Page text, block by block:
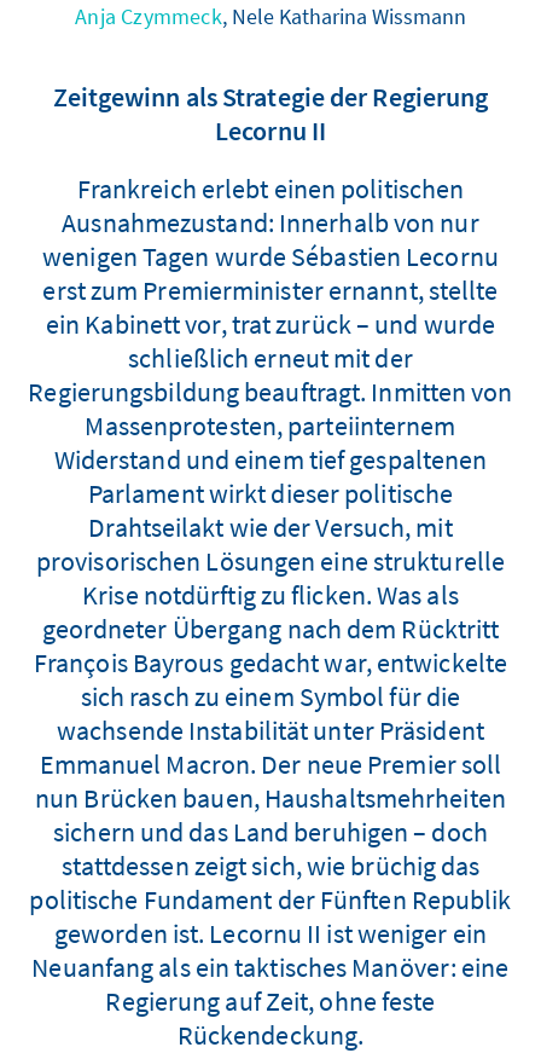
Anja Czymmeck, Nele Katharina Wissmann
Zeitgewinn als Strategie der Regierung
Lecornu II
Frankreich erlebt einen politischen
Ausnahmezustand: Innerhalb von nur
wenigen Tagen wurde Sébastien Lecornu
erst zum Premierminister ernannt, stellte
ein Kabinett vor, trat zurück – und wurde
schließlich erneut mit der
Regierungsbildung beauftragt. Inmitten von
Massenprotesten, parteiinternem
Widerstand und einem tief gespaltenen
Parlament wirkt dieser politische
Drahtseilakt wie der Versuch, mit
provisorischen Lösungen eine strukturelle
Krise notdürftig zu flicken. Was als
geordneter Übergang nach dem Rücktritt
François Bayrous gedacht war, entwickelte
sich rasch zu einem Symbol für die
wachsende Instabilität unter Präsident
Emmanuel Macron. Der neue Premier soll
nun Brücken bauen, Haushaltsmehrheiten
sichern und das Land beruhigen – doch
stattdessen zeigt sich, wie brüchig das
politische Fundament der Fünften Republik
geworden ist. Lecornu II ist weniger ein
Neuanfang als ein taktisches Manöver: eine
Regierung auf Zeit, ohne feste
Rückendeckung.